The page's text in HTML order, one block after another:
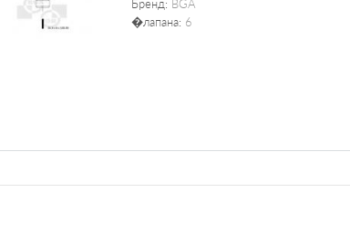
Бренд: BGA
�лапана: 6